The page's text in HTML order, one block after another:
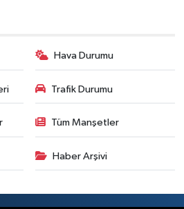
Hava Durumu
Trafik Durumu
Tüm Manşetler
Haber Arşivi